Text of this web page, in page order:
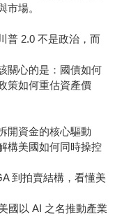
市場。
普 2.0 不是政治，而
關心的是：國債如何
策如何重估資產價
開資金的核心驅動
構美國如何同時操控
到拍賣結構，看懂美
國以 AI 之名推動產業